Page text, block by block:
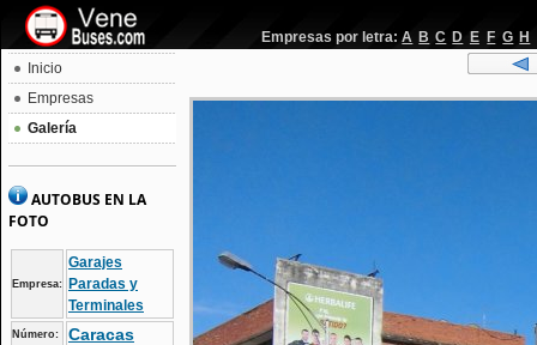
Empresas por letra: A B C D E F G H
Inicio
Empresas
Galería
AUTOBUS EN LA
FOTO
Empresa:
Garajes
Paradas y
Terminales
Número: Caracas